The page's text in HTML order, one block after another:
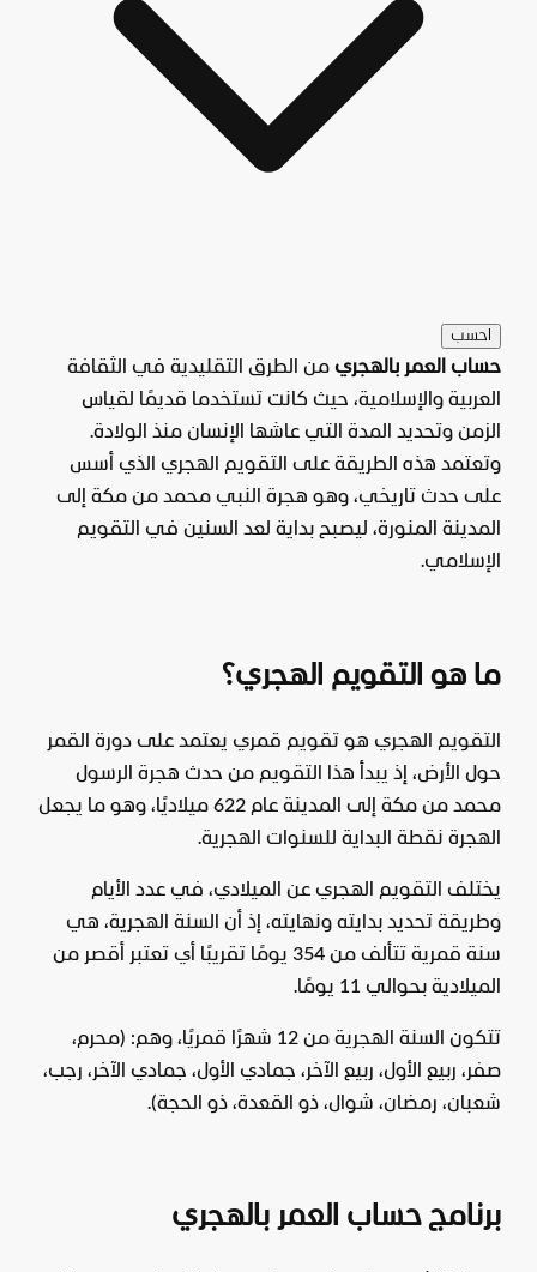
احسب
حساب العمر بالهجري من الطرق التقليدية في الثقافة
العربية والإسلامية، حيث كانت تستخدما قديمًا لقياس
الزمن وتحديد المدة التي عاشها الإنسان منذ الولادة.
وتعتمد هذه الطريقة على التقويم الهجري الذي أسس
على حدث تاريخي، وهو هجرة النبي محمد من مكة إلى
المدينة المنورة، ليصبح بداية لعد السنين في التقويم
الإسلامي.
ما هو التقويم الهجري؟
التقويم الهجري هو تقويم قمري يعتمد على دورة القمر
حول الأرض، إذ يبدأ هذا التقويم من حدث هجرة الرسول
محمد من مكة إلى المدينة عام 622 ميلاديًا، وهو ما يجعل
الهجرة نقطة البداية للسنوات الهجرية.
يختلف التقويم الهجري عن الميلادي، في عدد الأيام
وطريقة تحديد بدايته ونهايته، إذ أن السنة الهجرية، هي
سنة قمرية تتألف من 354 يومًا تقريبًا أي تعتبر أقصر من
الميلادية بحوالي 11 يومًا.
تتكون السنة الهجرية من 12 شهرًا قمريًا، وهم: (محرم،
صفر، ربيع الأول، ربيع الآخر، جمادي الأول، جمادي الآخر، رجب،
شعبان، رمضان، شوال، ذو القعدة، ذو الحجة).
برنامج حساب العمر بالهجري